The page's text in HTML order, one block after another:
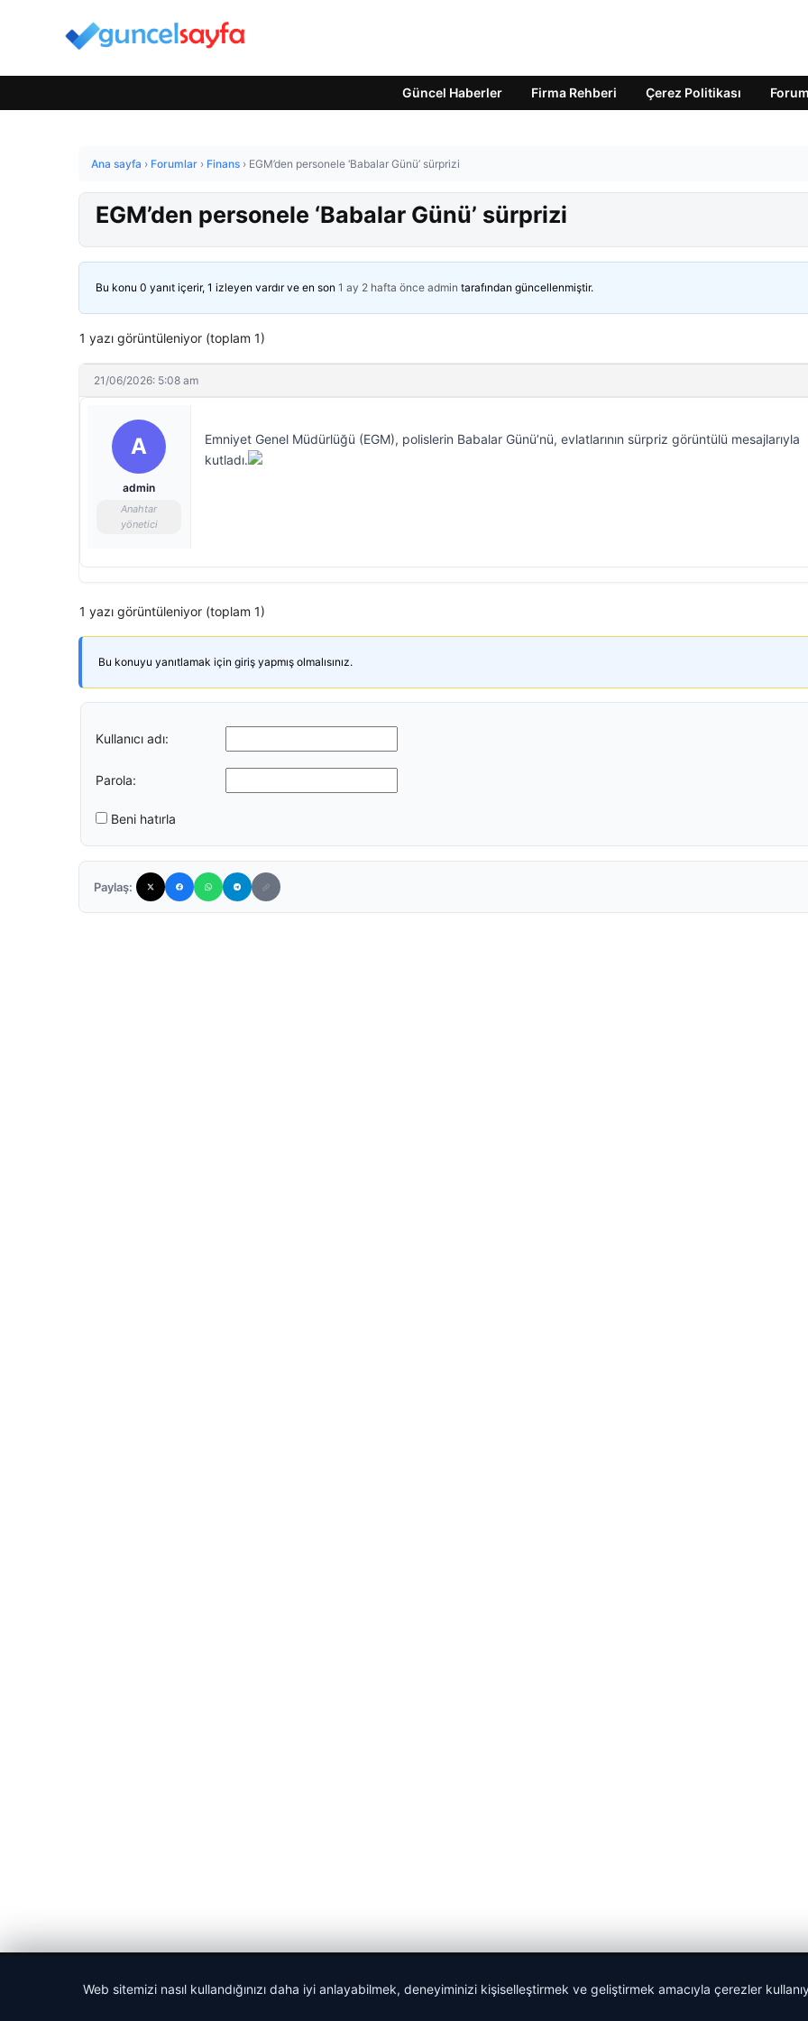
Güncel Haberler Firma Rehberi Çerez Politikası Forum
Ana sayfa › Forumlar › Finans › EGM’den personele ‘Babalar Günü’ sürprizi
EGM’den personele ‘Babalar Günü’ sürprizi
Bu konu 0 yanıt içerir, 1 izleyen vardır ve en son 1 ay 2 hafta önce admin tarafından güncellenmiştir.
1 yazı görüntüleniyor (toplam 1)
21/06/2026: 5:08 am
A
admin
Anahtar
yönetici
Emniyet Genel Müdürlüğü (EGM), polislerin Babalar Günü’nü, evlatlarının sürpriz görüntülü mesajlarıyla
kutladı.
1 yazı görüntüleniyor (toplam 1)
Bu konuyu yanıtlamak için giriş yapmış olmalısınız.
Kullanıcı adı:
Parola:
Beni hatırla
Paylaş:
Web sitemizi nasıl kullandığınızı daha iyi anlayabilmek, deneyiminizi kişiselleştirmek ve geliştirmek amacıyla çerezler